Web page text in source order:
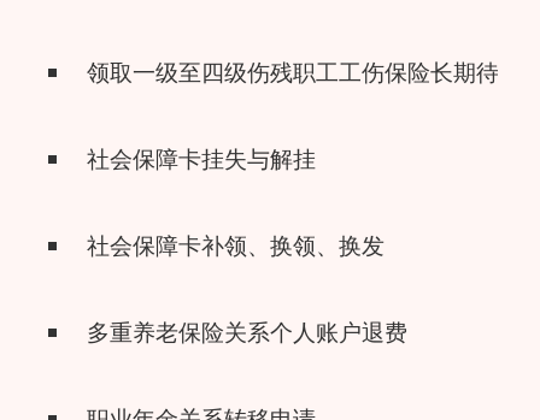
领取一级至四级伤残职工工伤保险长期待遇
社会保障卡挂失与解挂
社会保障卡补领、换领、换发
多重养老保险关系个人账户退费